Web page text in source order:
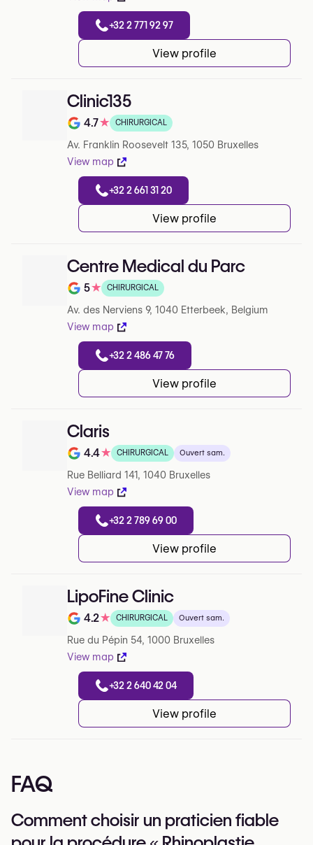
+32 2 771 92 97
View profile
Clinic135
Note de 4.7 sur 5 sur Google
4.7★ CHIRURGICAL
Av. Franklin Roosevelt 135, 1050 Bruxelles
View map
+32 2 661 31 20
View profile
Centre Medical du Parc
Note de 5 sur 5 sur Google
5★ CHIRURGICAL
Av. des Nerviens 9, 1040 Etterbeek, Belgium
View map
+32 2 486 47 76
View profile
Claris
Note de 4.4 sur 5 sur Google
4.4★ CHIRURGICAL Ouvert sam.
Rue Belliard 141, 1040 Bruxelles
View map
+32 2 789 69 00
View profile
LipoFine Clinic
Note de 4.2 sur 5 sur Google
4.2★ CHIRURGICAL Ouvert sam.
Rue du Pépin 54, 1000 Bruxelles
View map
+32 2 640 42 04
View profile
FAQ
Comment choisir un praticien fiable